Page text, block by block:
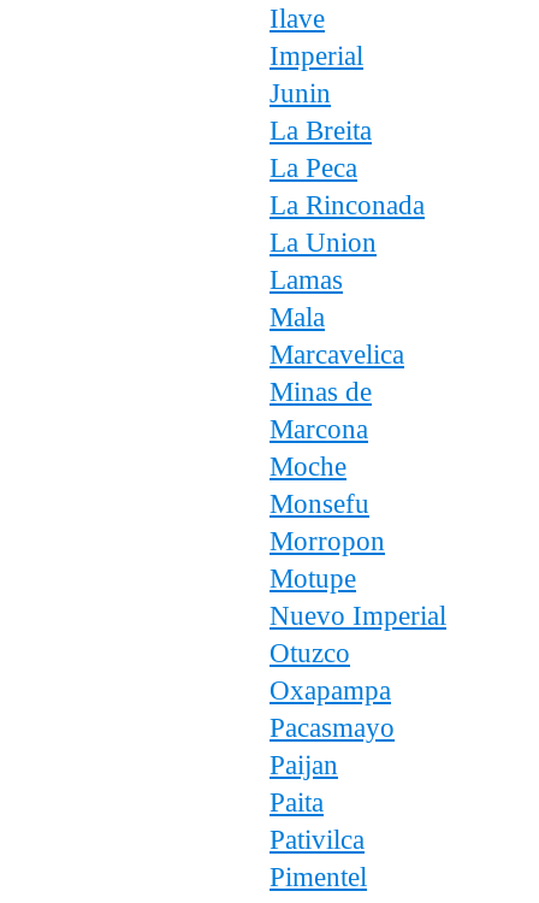
Ilave
Imperial
Junin
La Breita
La Peca
La Rinconada
La Union
Lamas
Mala
Marcavelica
Minas de
Marcona
Moche
Monsefu
Morropon
Motupe
Nuevo Imperial
Otuzco
Oxapampa
Pacasmayo
Paijan
Paita
Pativilca
Pimentel